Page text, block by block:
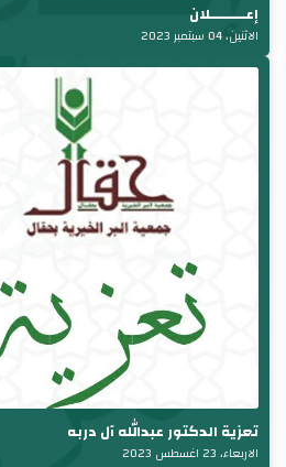
إعــــــــلان
الاثنين، 04 سبتمبر 2023
تعزية الدكتور عبدالله آل دربه
الاربعاء، 23 اغسطس 2023